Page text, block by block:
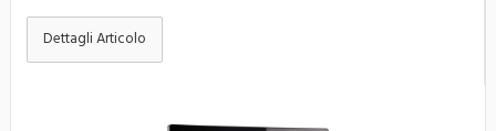
Dettagli Articolo